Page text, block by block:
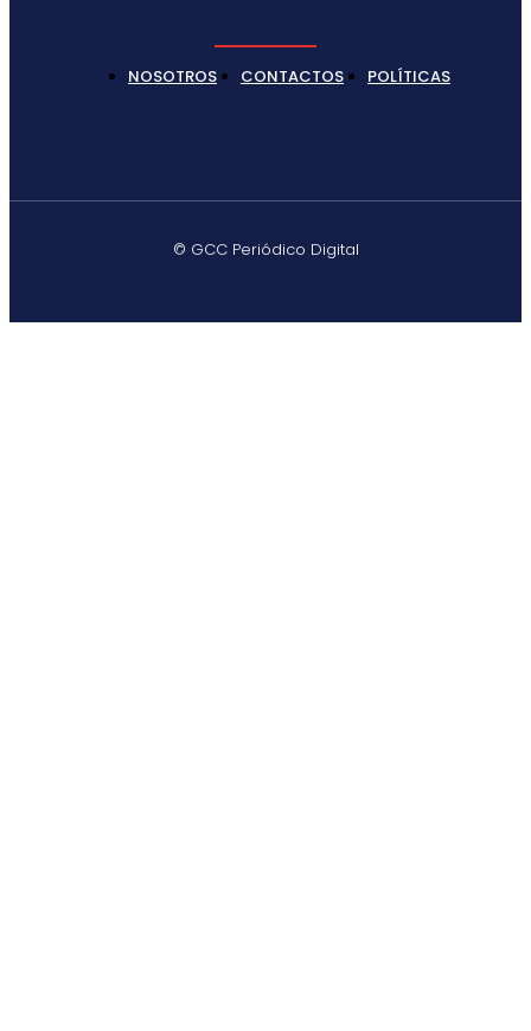
NOSOTROS CONTACTOS POLÍTICAS
© GCC Periódico Digital